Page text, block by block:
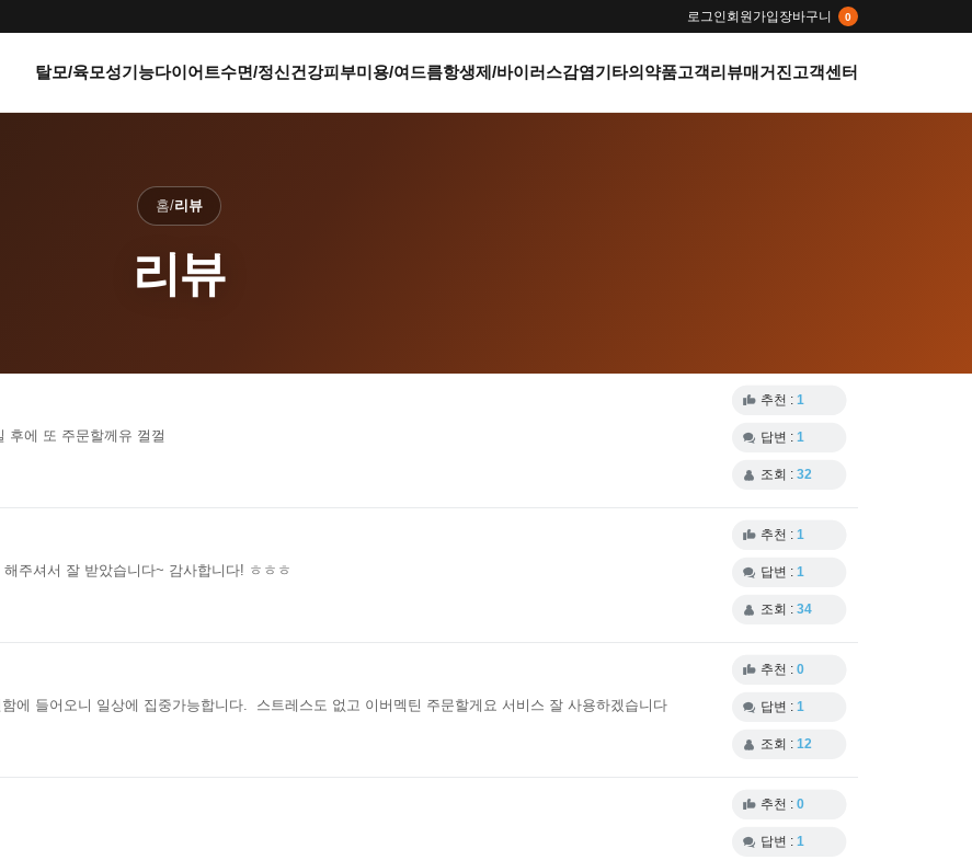
로그인회원가입장바구니 0
탈모/육모성기능다이어트수면/정신건강피부미용/여드름항생제/바이러스감염기타의약품고객리뷰매거진 고객센터
홈/리뷰
리뷰
후에 또 주문할께유 껄껄
추천 : 1
답변 : 1
조회 : 32
주셔서 잘 받았습니다~ 감사합니다! ㅎㅎㅎ
추천 : 1
답변 : 1
조회 : 34
에 들어오니 일상에 집중가능합니다. 스트레스도 없고 이버멕틴 주문할게요 서비스 잘 사용하겠습니다
추천 : 0
답변 : 1
조회 : 12
추천 : 0
답변 : 1